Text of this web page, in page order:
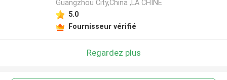
Guangzhou City,China ,LA CHINE
5.0
Fournisseur vérifié
Regardez plus